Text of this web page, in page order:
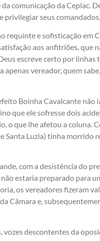
comunicação da Ceplac.
seus
requinte e sofisticação em
aos anfitriões, que
escreve certo por linhas
vereador, quem
Boinha Cavalcante não
que ele sofresse dois
o que lhe afetou a coluna.
Santa Luzia) tinha morrido
com a desistência do
estaria preparado para
os vereadores fizeram
Câmara e,
vozes descontentes da